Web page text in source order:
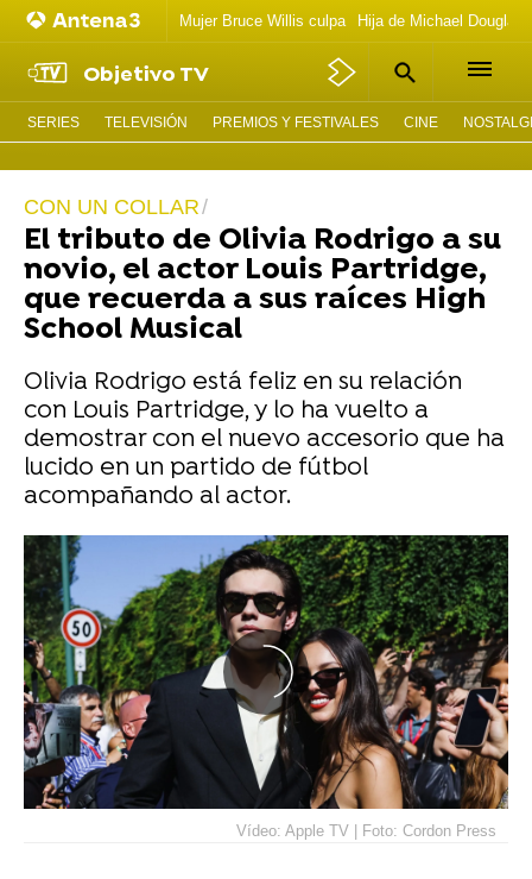
Mujer Bruce Willis culpa Hija de Michael Douglas
Objetivo TV
SERIES TELEVISIÓN PREMIOS Y FESTIVALES CINE
CON UN COLLAR
El tributo de Olivia Rodrigo a su
novio, el actor Louis Partridge,
que recuerda a sus raíces High
School Musical
Olivia Rodrigo está feliz en su relación
con Louis Partridge, y lo ha vuelto a
demostrar con el nuevo accesorio que ha
lucido en un partido de fútbol
acompañando al actor.
Vídeo: Apple TV | Foto: Cordon Press